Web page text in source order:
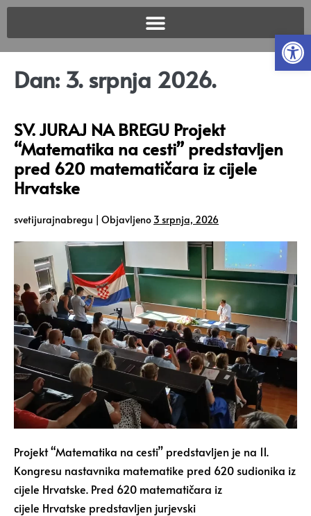
Dan: 3. srpnja 2026.
SV. JURAJ NA BREGU Projekt
“Matematika na cesti” predstavljen
pred 620 matematičara iz cijele
Hrvatske
svetijurajnabregu | Objavljeno 3 srpnja, 2026
Projekt “Matematika na cesti” predstavljen je na 11.
Kongresu nastavnika matematike pred 620 sudionika iz
cijele Hrvatske. Pred 620 matematičara iz
cijele Hrvatske predstavljen jurjevski